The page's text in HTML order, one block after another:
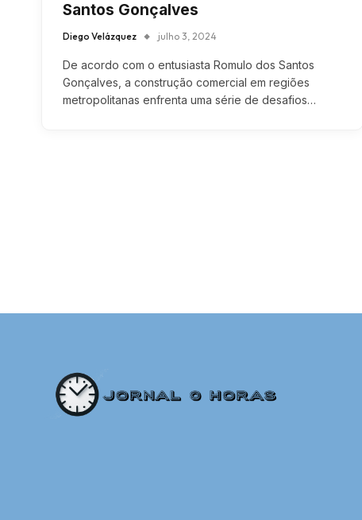
Santos Gonçalves
Diego Velázquez julho 3, 2024
De acordo com o entusiasta Romulo dos Santos
Gonçalves, a construção comercial em regiões
metropolitanas enfrenta uma série de desafios…